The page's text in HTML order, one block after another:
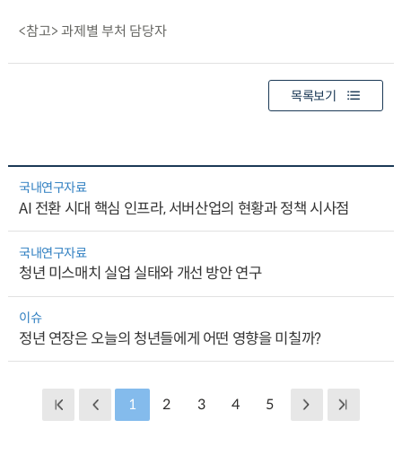
<참고> 과제별 부처 담당자
목록보기
국내연구자료
AI 전환 시대 핵심 인프라, 서버산업의 현황과 정책 시사점
국내연구자료
청년 미스매치 실업 실태와 개선 방안 연구
이슈
정년 연장은 오늘의 청년들에게 어떤 영향을 미칠까?
1 2 3 4 5